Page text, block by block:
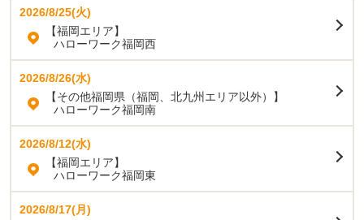
2026/8/25(火)
【福岡エリア】
ハローワーク福岡西
2026/8/26(水)
【その他福岡県（福岡、北九州エリア以外）】
ハローワーク福岡南
2026/8/12(水)
【福岡エリア】
ハローワーク福岡東
2026/8/17(月)